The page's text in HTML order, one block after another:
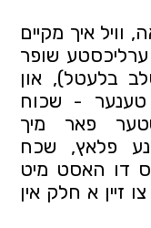
וויל איך מקיים
ערליכסטע שופר
בלעטל), און
טענער - שכוח
פאר מיך
פלאץ, שכח
דו האסט מיט
זיין א חלק אין